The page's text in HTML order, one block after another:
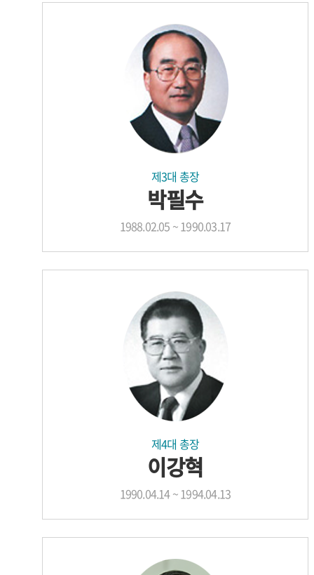
제3대 총장
박필수
1988.02.05 ~ 1990.03.17
제4대 총장
이강혁
1990.04.14 ~ 1994.04.13